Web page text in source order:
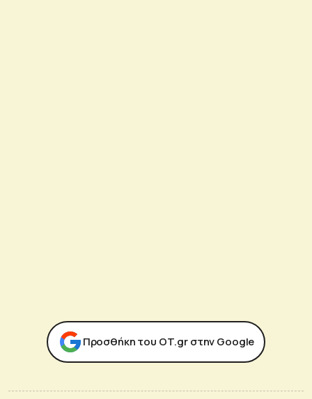
Προσθήκη του ΟΤ.gr στην Google